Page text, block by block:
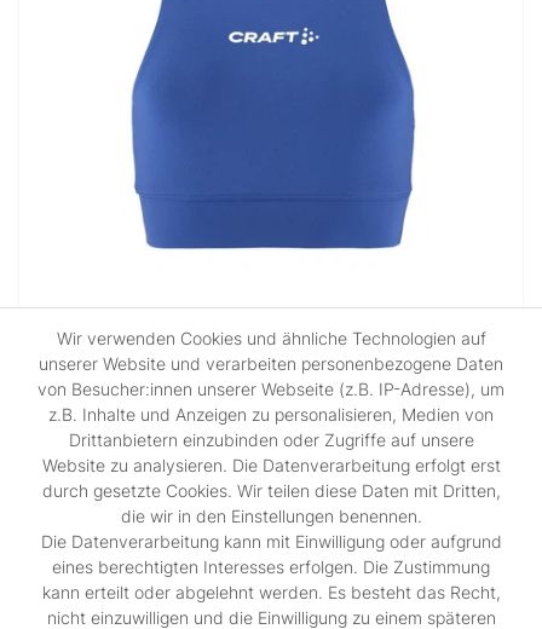
Craft Rush 2.0 Crop Top W
UVP 27,95 €
ab 20,96 € *
Artikel anzeigen
*inkl. ges. MwSt. zzgl.Versandkosten
-25%
Wir verwenden Cookies und ähnliche Technologien auf
unserer Website und verarbeiten personenbezogene Daten
von Besucher:innen unserer Webseite (z.B. IP-Adresse), um
z.B. Inhalte und Anzeigen zu personalisieren, Medien von
Drittanbietern einzubinden oder Zugriffe auf unsere
Website zu analysieren. Die Datenverarbeitung erfolgt erst
durch gesetzte Cookies. Wir teilen diese Daten mit Dritten,
die wir in den Einstellungen benennen.
Die Datenverarbeitung kann mit Einwilligung oder aufgrund
eines berechtigten Interesses erfolgen. Die Zustimmung
kann erteilt oder abgelehnt werden. Es besteht das Recht,
nicht einzuwilligen und die Einwilligung zu einem späteren